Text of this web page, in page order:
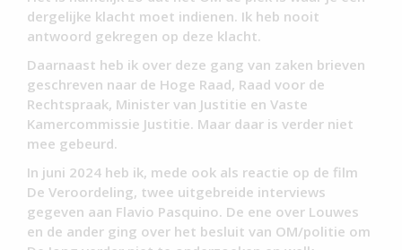
dergelijke klacht moet indienen. Ik heb nooit
antwoord gekregen op deze klacht.
Daarnaast heb ik over deze gang van zaken brieven
geschreven naar de Hoge Raad, Raad voor de
Rechtspraak, Minister van Justitie en Vaste
Kamercommissie Justitie. Maar daar is verder niet
mee gebeurd.
In juni 2024 heb ik, mede ook als reactie op de film
De Veroordeling, twee uitgebreide interviews
gegeven aan Flavio Pasquino. De ene over Louwes
en de ander ging over het besluit van OM/politie om